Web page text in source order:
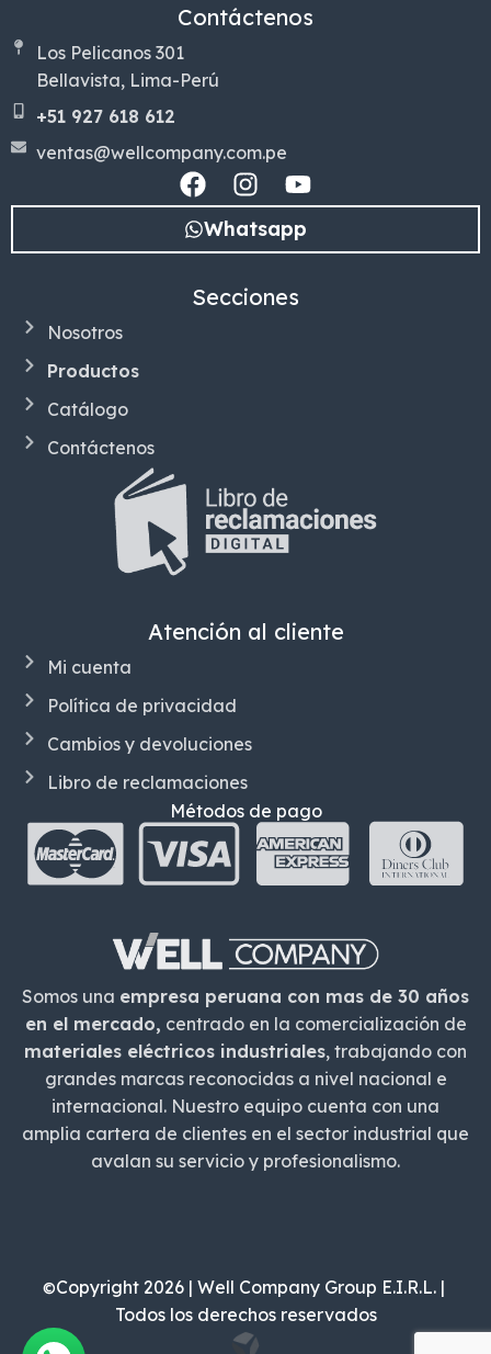
Contáctenos
Los Pelicanos 301
Bellavista, Lima-Perú
+51 927 618 612
ventas@wellcompany.com.pe
Whatsapp
Secciones
Nosotros
Productos
Catálogo
Contáctenos
Atención al cliente
Mi cuenta
Política de privacidad
Cambios y devoluciones
Libro de reclamaciones
Métodos de pago
Somos una empresa peruana con mas de 30 años
en el mercado, centrado en la comercialización de
materiales eléctricos industriales, trabajando con
grandes marcas reconocidas a nivel nacional e
internacional. Nuestro equipo cuenta con una
amplia cartera de clientes en el sector industrial que
avalan su servicio y profesionalismo.
©Copyright 2026 | Well Company Group E.I.R.L. |
Todos los derechos reservados